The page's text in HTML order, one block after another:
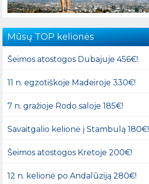
Mūsų TOP kelionės
Šeimos atostogos Dubajuje 456€!
11 n. egzotiškoje Madeiroje 330€!
7 n. gražioje Rodo saloje 185€!
Savaitgalio kelionė į Stambulą 180€!
Šeimos atostogos Kretoje 200€!
12 n. kelionė po Andalūziją 280€!